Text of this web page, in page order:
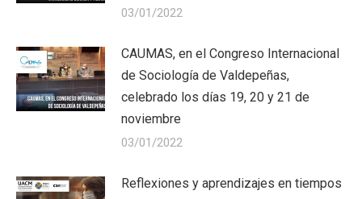
03/01/2022
CAUMAS, en el Congreso Internacional
de Sociología de Valdepeñas,
celebrado los días 19, 20 y 21 de
noviembre
03/01/2022
Reflexiones y aprendizajes en tiempos